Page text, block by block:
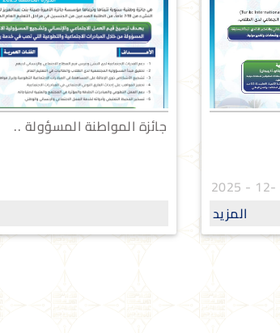
المزيد
جائزة المواطنة المسؤولة ..